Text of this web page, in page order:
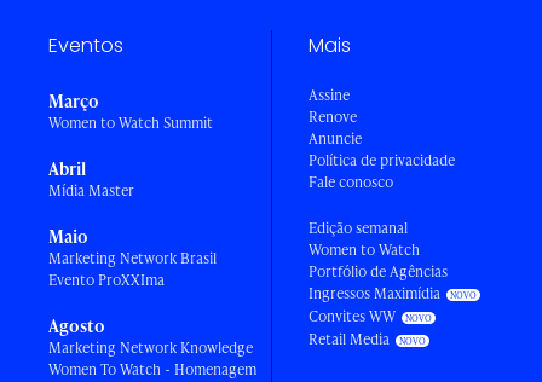
Eventos
Março
Women to Watch Summit
Abril
Mídia Master
Maio
Marketing Network Brasil
Evento ProXXIma
Agosto
Marketing Network Knowledge
Women To Watch - Homenagem
Mais
Assine
Renove
Anuncie
Política de privacidade
Fale conosco
Edição semanal
Women to Watch
Portfólio de Agências
Ingressos Maximídia
Convites WW
Retail Media